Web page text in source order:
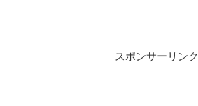
スポンサーリンク